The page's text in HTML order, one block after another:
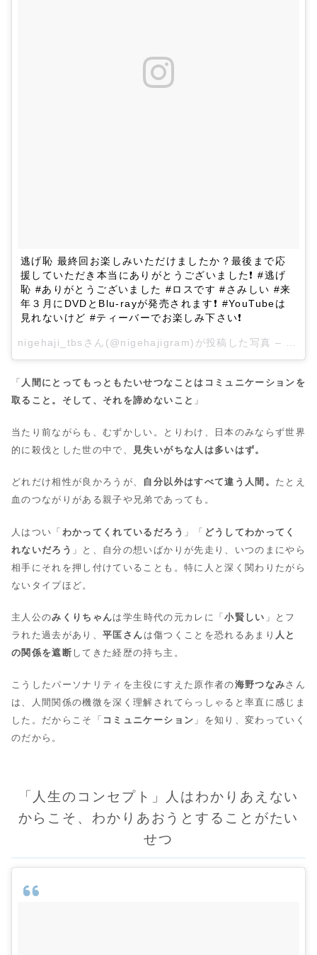
逃げ恥 最終回お楽しみいただけましたか？最後まで応
援していただき本当にありがとうございました❗ #逃げ
恥 #ありがとうございました #ロスです #さみしい #来
年３月にDVDとBlu-rayが発売されます❗ #YouTubeは
見れないけど #ティーバーでお楽しみ下さい❗
「 人間にとってもっともたいせつなことはコミュニケーションを
取ること。そして、それを諦めないこと 」
当たり前ながらも、むずかしい。とりわけ、日本のみならず世界
的に殺伐とした世の中で、
見失いがちな人は多いはず。
どれだけ相性が良かろうが、 自分以外はすべて違う人間。 たとえ
血のつながりがある親子や兄弟であっても。
人はつい「 わかってくれているだろう 」「 どうしてわかってく
れないだろう 」と、自分の想いばかりが先走り、いつのまにやら
相手にそれを押し付けていることも。特に人と深く関わりたがら
ないタイプほど。
主人公のみくりちゃんは学生時代の元カレに「小賢しい 」とフ
ラれた過去があり、平匡さんは傷つくことを恐れるあまり 人と
の関係を遮断してきた経歴の持ち主。
こうしたパーソナリティを主役にすえた原作者の海野つなみさん
は、人間関係の機微を深く理解されてらっしゃると率直に感じま
した。だからこそ「 コミュニケーション 」を知り、変わっていく
のだから。
「人生のコンセプト」人はわかりあえない
からこそ、わかりあおうとすることがたい
せつ